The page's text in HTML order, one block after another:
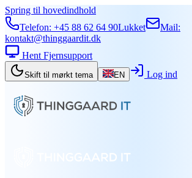
Spring til hovedindhold
Telefon: +45 88 62 64 90Lukket
Mail:
kontakt@thinggaardit.dk
Hent Fjernsupport
Skift til mørkt tema EN Log ind